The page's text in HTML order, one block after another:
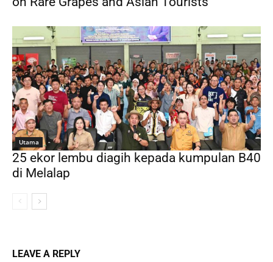
Utama
25 ekor lembu diagih kepada kumpulan B40
di Melalap
LEAVE A REPLY